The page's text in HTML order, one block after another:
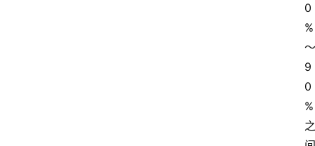
0
%
～
9
0
%
之